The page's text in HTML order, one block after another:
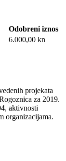
Odobreni iznos
6.000,00 kn
projekata
za 2019.
aktivnosti
organizacijama.